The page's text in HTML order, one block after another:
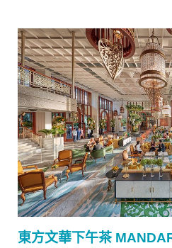
東方文華下午茶